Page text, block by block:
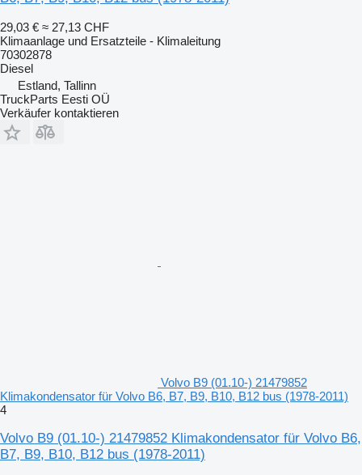
29,03 € ≈ 27,13 CHF
Klimaanlage und Ersatzteile - Klimaleitung
70302878
Diesel
Estland, Tallinn
TruckParts Eesti OÜ
Verkäufer kontaktieren
Volvo B9 (01.10-) 21479852
Klimakondensator für Volvo B6, B7, B9, B10, B12 bus (1978-2011)
4
Volvo B9 (01.10-) 21479852 Klimakondensator für Volvo B6,
B7, B9, B10, B12 bus (1978-2011)